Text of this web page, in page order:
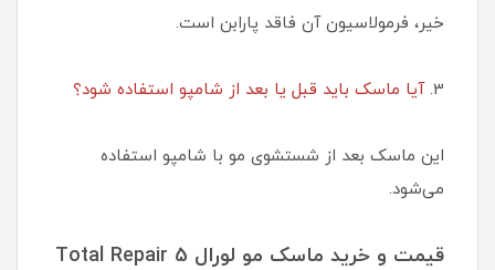
خیر، فرمولاسیون آن فاقد پارابن است.
3. آیا ماسک باید قبل یا بعد از شامپو استفاده شود؟
این ماسک بعد از شستشوی مو با شامپو استفاده
می‌شود.
قیمت و خرید ماسک مو لورال Total Repair 5